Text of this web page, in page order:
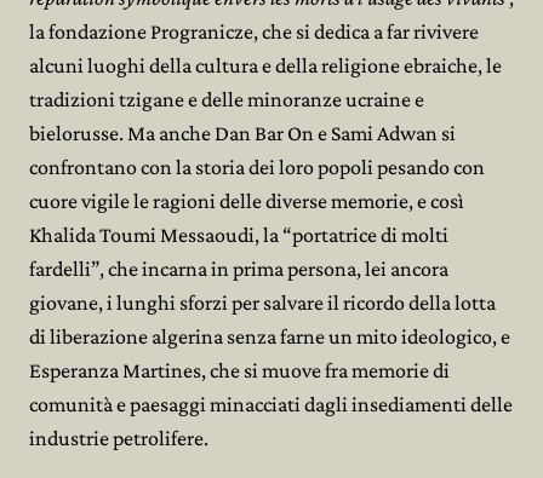
la fondazione Progranicze, che si dedica a far rivivere
alcuni luoghi della cultura e della religione ebraiche, le
tradizioni tzigane e delle minoranze ucraine e
bielorusse. Ma anche Dan Bar On e Sami Adwan si
confrontano con la storia dei loro popoli pesando con
cuore vigile le ragioni delle diverse memorie, e così
Khalida Toumi Messaoudi, la “portatrice di molti
fardelli”, che incarna in prima persona, lei ancora
giovane, i lunghi sforzi per salvare il ricordo della lotta
di liberazione algerina senza farne un mito ideologico, e
Esperanza Martines, che si muove fra memorie di
comunità e paesaggi minacciati dagli insediamenti delle
industrie petrolifere.